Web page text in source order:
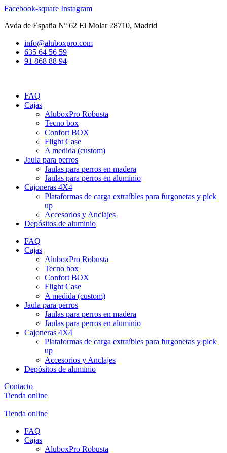
Ir
contenido
Facebook-square Instagram
Avda de España Nº 62 El Molar 28710, Madrid
info@aluboxpro.com
635 64 56 59
91 868 88 94
FAQ
Cajas
AluboxPro Robusta
Tecno box
Confort BOX
Flight Case
A medida (custom)
Jaula para perros
Jaulas para perros en madera
Jaulas para perros en aluminio
Cajoneras 4X4
Plataformas de carga extraíbles para furgonetas y pick
up
Accesorios y Anclajes
Depósitos de aluminio
FAQ
Cajas
AluboxPro Robusta
Tecno box
Confort BOX
Flight Case
A medida (custom)
Jaula para perros
Jaulas para perros en madera
Jaulas para perros en aluminio
Cajoneras 4X4
Plataformas de carga extraíbles para furgonetas y pick
up
Accesorios y Anclajes
Depósitos de aluminio
Contacto
Tienda online
Tienda online
FAQ
Cajas
AluboxPro Robusta